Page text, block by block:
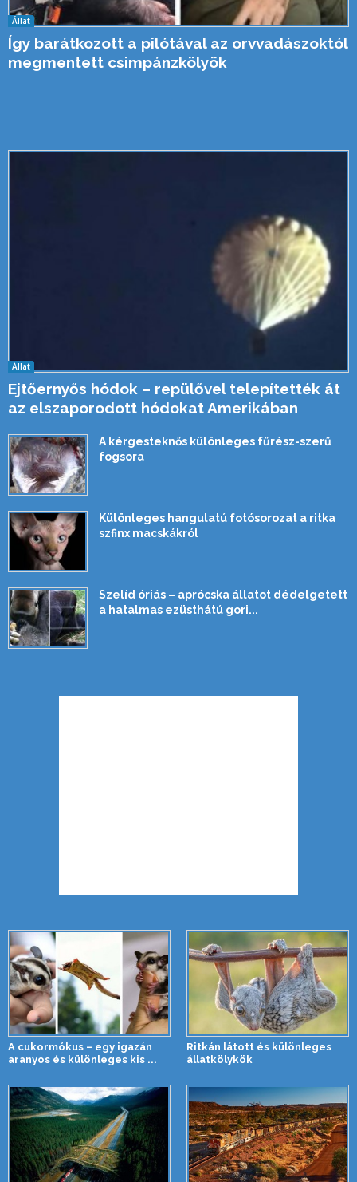
Állat
Így barátkozott a pilótával az orvvadászoktól
megmentett csimpánzkölyök
Állat
Ejtőernyős hódok – repülővel telepítették át
az elszaporodott hódokat Amerikában
A kérgesteknős különleges fűrész-szerű
fogsora
Különleges hangulatú fotósorozat a ritka
szfinx macskákról
Szelíd óriás – aprócska állatot dédelgetett
a hatalmas ezüsthátú gori...
A cukormókus – egy igazán
aranyos és különleges kis ...
Ritkán látott és különleges
állatkölykök